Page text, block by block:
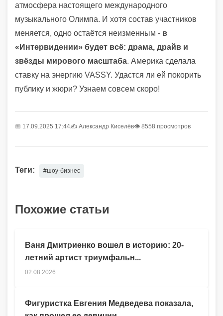
атмосфера настоящего международного
музыкального Олимпа. И хотя состав участников
меняется, одно остаётся неизменным - в
«Интервидении» будет всё: драма, драйв и
звёзды мирового масштаба. Америка сделала
ставку на энергию VASSY. Удастся ли ей покорить
публику и жюри? Узнаем совсем скоро!
📅 17.09.2025 17:44✍️ Александр Киселёв👁 8558 просмотров
Теги: #шоу-бизнес
Похожие статьи
Ваня Дмитриенко вошел в историю: 20-
летний артист триумфальн...
02.08.2026
Фигуристка Евгения Медведева показала,